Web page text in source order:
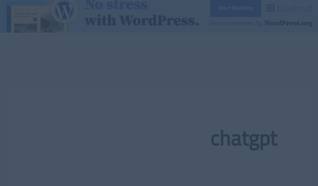
chatgpt